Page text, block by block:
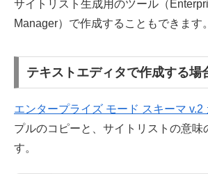
サイトリスト生成用のツール（
Manager）で作成することもできます。
テキストエディタで作成する場
エンタープライズ モード スキーマ v.2
プルのコピーと、サイトリストの意味
す。